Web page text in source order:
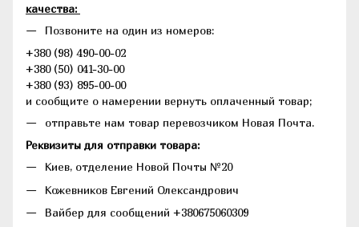
качества:
Позвоните на один из номеров:
+380 (98) 490-00-02
+380 (50) 041-30-00
+380 (93) 895-00-00
и сообщите о намерении вернуть оплаченный товар;
отправьте нам товар перевозчиком Новая Почта.
Реквизиты для отправки товара:
Киев, отделение Новой Почты №20
Кожевников Евгений Олександрович
Вайбер для сообщений +380675060309